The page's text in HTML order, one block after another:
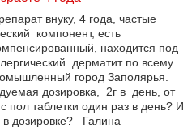
внуку, 4 года, частые
компонент, есть
находится под
дерматит по всему
город Заполярья.
дозировка, 2г в день, от
пол таблетки один раз в день? И
дозировке? Галина